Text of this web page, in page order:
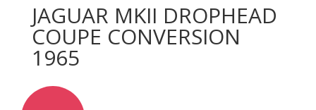
JAGUAR MKII DROPHEAD
COUPE CONVERSION
1965